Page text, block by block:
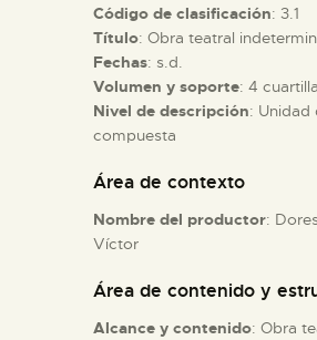
EL MUSEO
COLECCIONES
ESPAÑOL
Código de clasificación: 3.1
Título: Obra teatral
Fechas: s.d.
Volumen y soporte: 4
Nivel de descripción: Unidad
compuesta
Área de contexto
Nombre del productor:
Víctor
Área de contenido y
Alcance y contenido: Obra